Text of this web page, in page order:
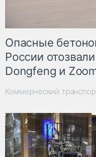
Опасные
России
Dongfeng и
Коммерческий